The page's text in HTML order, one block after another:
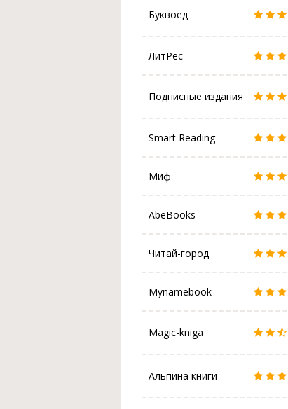
Буквоед
ЛитРес
Подписные издания
Smart Reading
Миф
AbeBooks
Читай-город
Mynamebook
Magic-kniga
Альпина книги